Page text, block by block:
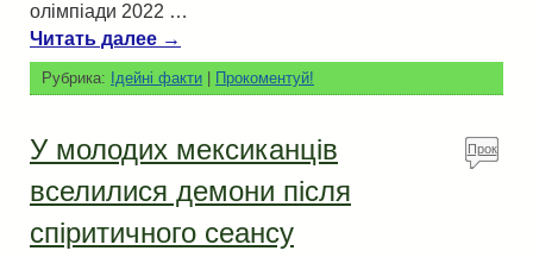
олімпіади 2022 …
Читать далее →
Рубрика: Ідейні факти Прокоментуй!
У молодих мексиканців
вселилися демони після
спіритичного сеансу
Прок
омен